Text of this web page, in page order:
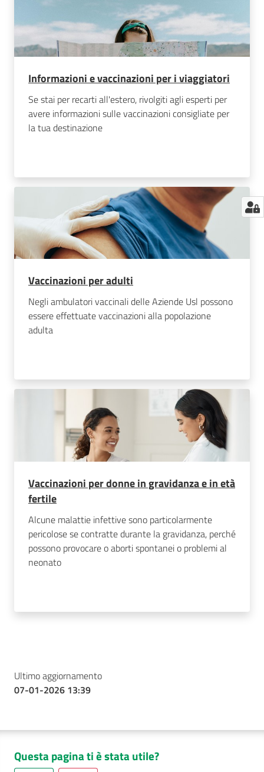
Informazioni e vaccinazioni per i viaggiatori
Se stai per recarti all'estero, rivolgiti agli esperti per
avere informazioni sulle vaccinazioni consigliate per
la tua destinazione
Vaccinazioni per adulti
Negli ambulatori vaccinali delle Aziende Usl possono
essere effettuate vaccinazioni alla popolazione
adulta
Vaccinazioni per donne in gravidanza e in età
fertile
Alcune malattie infettive sono particolarmente
pericolose se contratte durante la gravidanza, perché
possono provocare o aborti spontanei o problemi al
neonato
Ultimo aggiornamento
07-01-2026 13:39
Questa pagina ti è stata utile?